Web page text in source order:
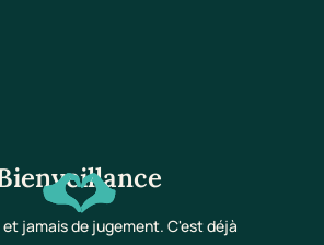
jamais de jugement. C'est déjà